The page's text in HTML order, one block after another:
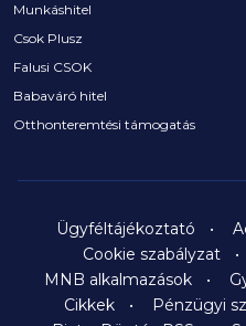
Munkáshitel
Csok Plusz
Falusi CSOK
Babaváró hitel
Otthonteremtési támogatás
Ügyféltájékoztató
Cookie szabályzat
MNB alkalmazások
Cikkek
Pénzügyi